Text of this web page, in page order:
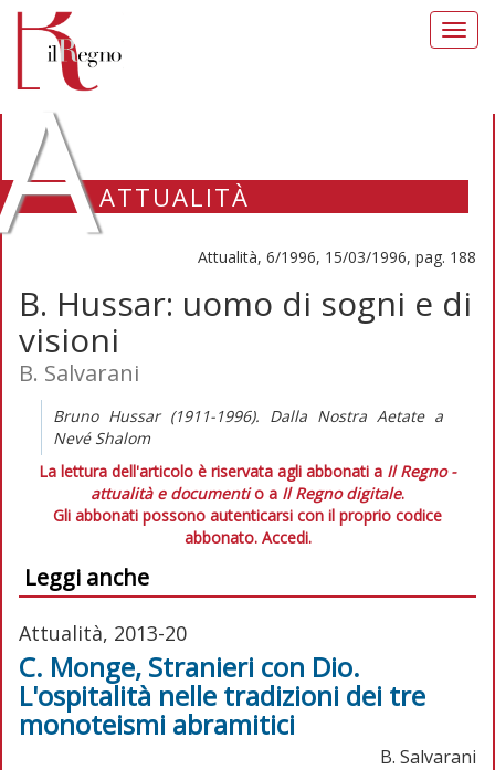
ATTUALITÀ
Attualità, 6/1996, 15/03/1996, pag. 188
B. Hussar: uomo di sogni e di
visioni
B. Salvarani
Bruno Hussar (1911-1996). Dalla Nostra Aetate a
Nevé Shalom
La lettura dell'articolo è riservata agli abbonati a Il Regno -
attualità e documentio a Il Regno digitale.
Gli abbonati possono autenticarsi con il proprio codice
abbonato. Accedi.
Leggi anche
Attualità, 2013-20
C. Monge, Stranieri con Dio.
L'ospitalità nelle tradizioni dei tre
monoteismi abramitici
B. Salvarani